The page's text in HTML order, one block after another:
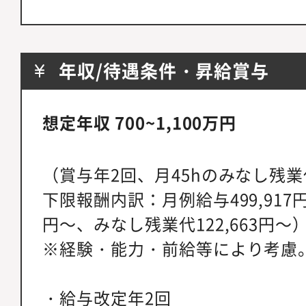
年収/待遇条件・昇給賞与
想定年収 700~1,100万円
（賞与年2回、月45hのみなし残
下限報酬内訳：月例給与499,917
円～、みなし残業代122,663円～
※経験・能力・前給等により考慮
・給与改定年2回